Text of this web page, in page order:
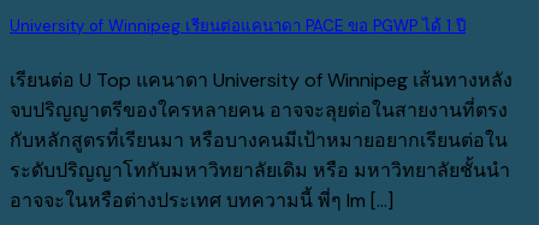
University of Winnipeg เรียนต่อแคนาดา PACE ขอ PGWP ได้ 1 ปี
เรียนต่อ U Top แคนาดา University of Winnipeg เส้นทางหลัง
จบปริญญาตรีของใครหลายคน อาจจะลุยต่อในสายงานที่ตรง
กับหลักสูตรที่เรียนมา หรือบางคนมีเป้าหมายอยากเรียนต่อใน
ระดับปริญญาโทกับมหาวิทยาลัยเดิม หรือ มหาวิทยาลัยชั้นนำ
อาจจะในหรือต่างประเทศ บทความนี้ พี่ๆ Im [...]